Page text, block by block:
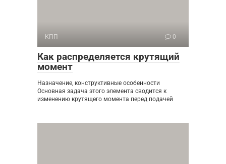
КПП 0
Как распределяется крутящий
момент
Назначение, конструктивные особенности
Основная задача этого элемента сводится к
изменению крутящего момента перед подачей